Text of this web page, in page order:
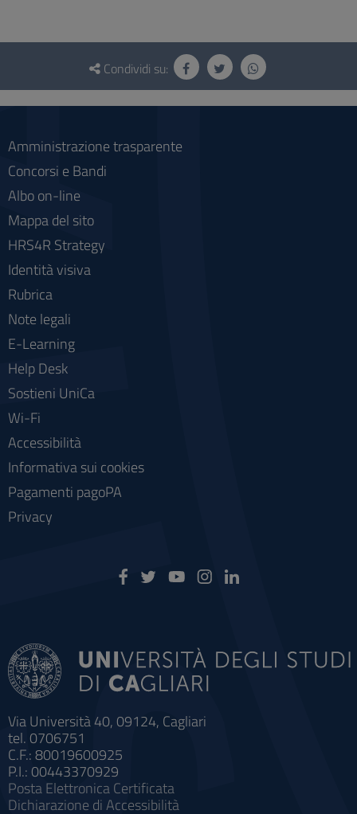
Questionario
social
Condividi su:
Via Università 40, 09124, Cagliari
tel. 0706751
C.F.: 80019600925
P.I.: 00443370929
Posta Elettronica Certificata
Dichiarazione di Accessibilità
Amministrazione trasparente
Concorsi e Bandi
Albo on-line
Mappa del sito
HRS4R Strategy
Identità visiva
Rubrica
Note legali
E-Learning
Help Desk
Sostieni UniCa
Wi-Fi
Accessibilità
Informativa sui cookies
Pagamenti pagoPA
Privacy